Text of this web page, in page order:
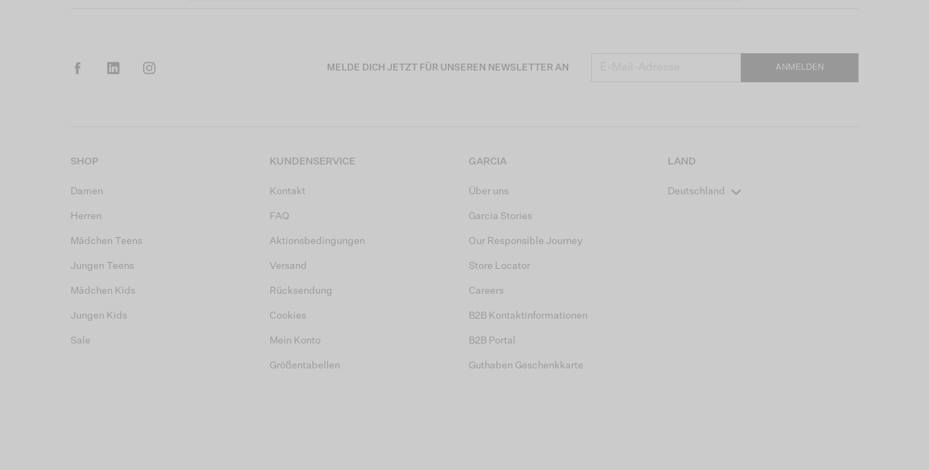
MELDE DICH JETZT FÜR UNSEREN NEWSLETTER AN ANMELDEN
SHOP
Damen
Herren
Mädchen Teens
Jungen Teens
Mädchen Kids
Jungen Kids
Sale
KUNDENSERVICE
Kontakt
FAQ
Aktionsbedingungen
Versand
Rücksendung
Cookies
Mein Konto
Größentabellen
GARCIA
Über uns
Garcia Stories
Our Responsible Journey
Store Locator
Careers
B2B Kontaktinformationen
B2B Portal
Guthaben Geschenkkarte
LAND
Deutschland